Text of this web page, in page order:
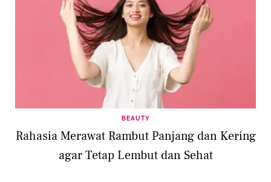
BEAUTY
Rahasia Merawat Rambut Panjang dan Kering
agar Tetap Lembut dan Sehat